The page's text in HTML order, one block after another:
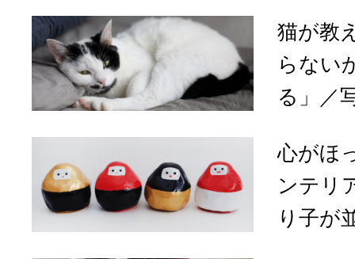
猫が教
らない
る」／
心がほ
ンテリ
り子が